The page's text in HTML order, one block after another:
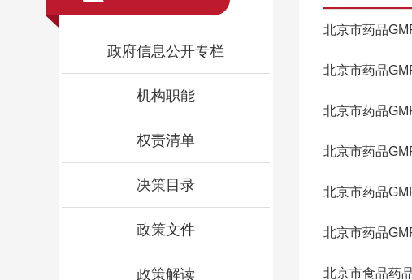
政府信息公开专栏
机构职能
权责清单
决策目录
政策文件
政策解读
北京市药品
北京市药品
北京市药品
北京市药品
北京市药品
北京市药品
北京市食品药